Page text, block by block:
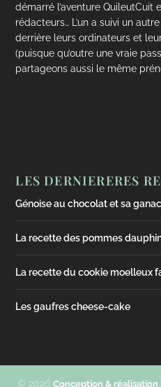
démarré l’aventure QuileutCuit
rédacteurs… L’un a suivi un
derrière leurs ordinateurs et
(puisque qu’outre une vraie
partageons aussi le même
LES DERNIERERES
Génoise au chocolat et sa
La recette des pommes
La recette du cookie moelleux
Les gaufres cheese-cake
© 2026 Conception &